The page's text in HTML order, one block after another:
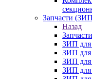
Запчасти
Назад
ЗИП для
ЗИП для
ЗИП для
ЗИП для